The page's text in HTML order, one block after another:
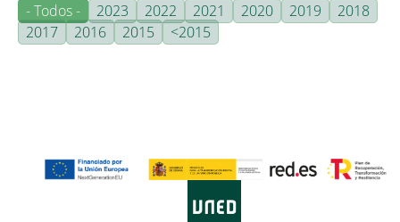
- Todos -
2023 2022 2021 2020 2019
2018
2017
2016 2015 <2015